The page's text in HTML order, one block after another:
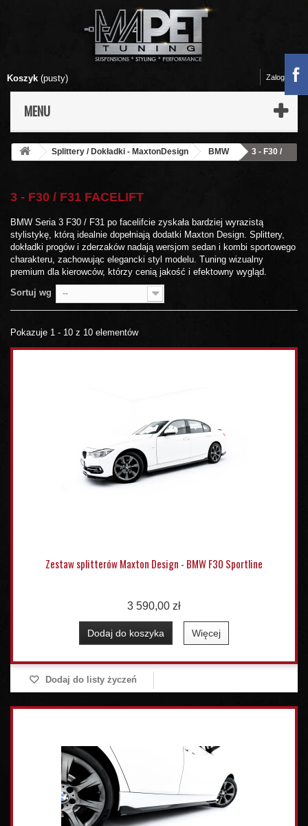
Koszyk (pusty)
MENU
Zaloguj się
Splittery / Dokładki - MaxtonDesign BMW
3 - F30 /
3 - F30 / F31 FACELIFT
BMW Seria 3 F30 / F31 po facelifcie zyskała bardziej wyrazistą
stylistykę, którą idealnie dopełniają dodatki Maxton Design. Splittery,
dokładki progów i zderzaków nadają wersjom sedan i kombi sportowego
charakteru, zachowując elegancki styl modelu. Tuning wizualny
premium dla kierowców, którzy cenią jakość i efektowny wygląd.
Sortuj wg
--
Pokazuje 1 - 10 z 10 elementów
Zestaw splitterów Maxton Design - BMW F30 Sportline
3 590,00 zł
Dodaj do koszyka Więcej
Dodaj do listy życzeń